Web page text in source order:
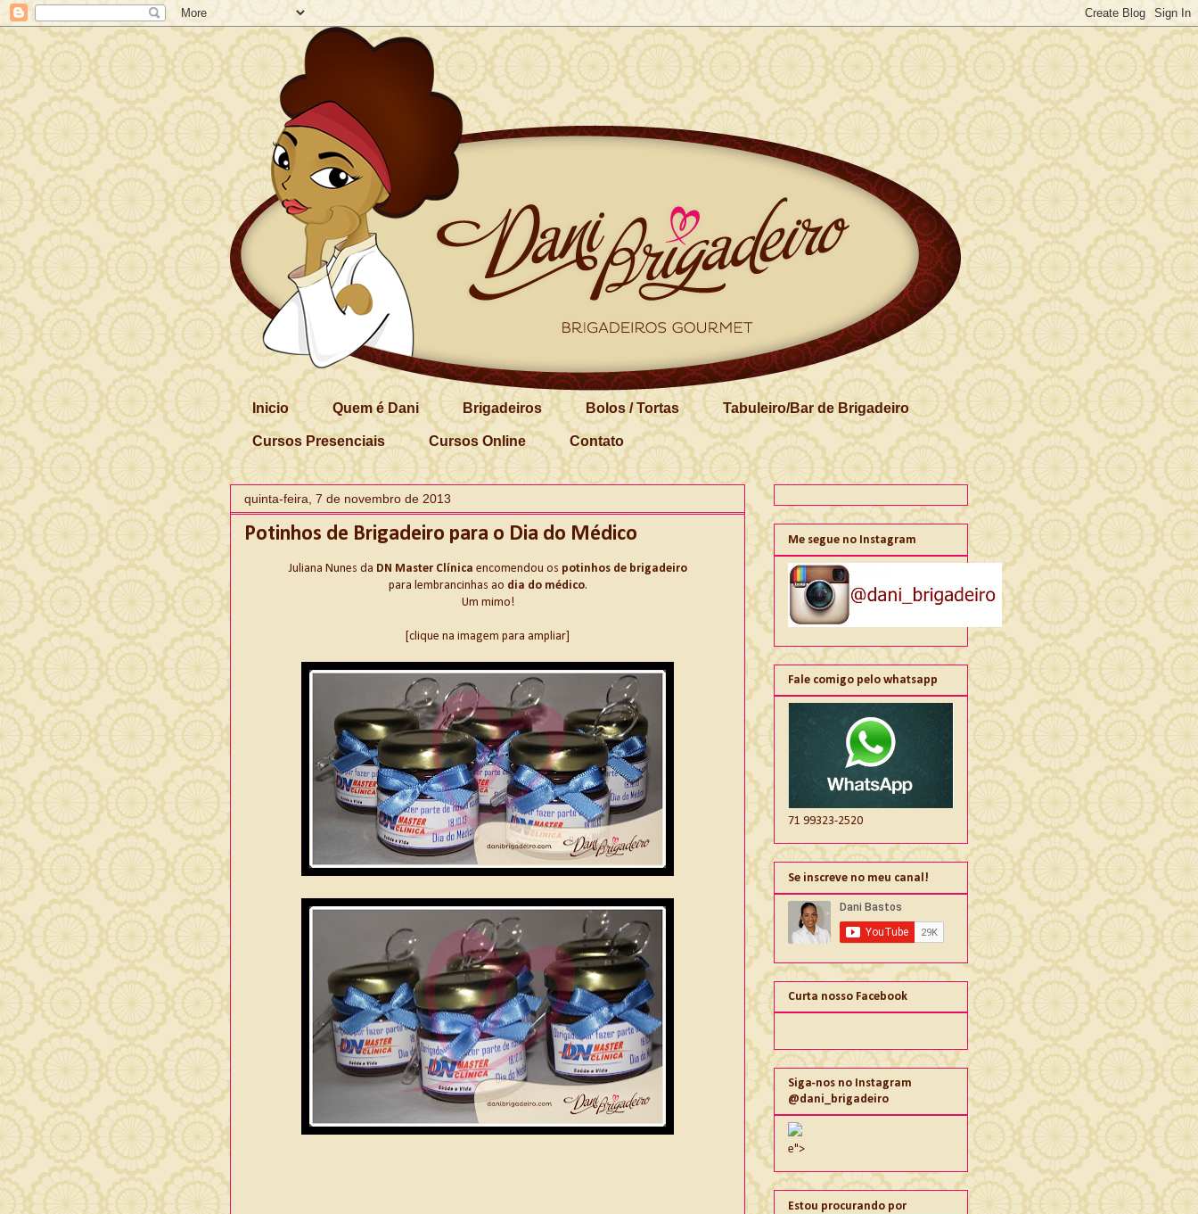
Inicio Quem é Dani Brigadeiros Bolos / Tortas Tabuleiro/Bar de Brigadeiro
Cursos Presenciais Cursos Online Contato
quinta-feira, 7 de novembro de 2013
Potinhos de Brigadeiro para o Dia do Médico
Juliana Nunes da DN Master Clínica encomendou os potinhos de brigadeiro
para lembrancinhas ao dia do médico.
Um mimo!
[clique na imagem para ampliar]
Me segue no Instagram
Fale comigo pelo whatsapp
71 99323-2520
Se inscreve no meu canal!
Curta nosso Facebook
Siga-nos no Instagram
@dani_brigadeiro
e">
Estou procurando por